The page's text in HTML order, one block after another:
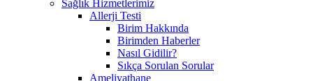
Sağlık Hizmetlerimiz
Allerji Testi
Birim Hakkında
Birimden Haberler
Nasıl Gidilir?
Sıkça Sorulan Sorular
Ameliyathane